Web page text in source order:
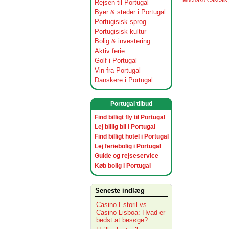
Rejsen til Portugal
Byer & steder i Portugal
Portugisisk sprog
Portugisisk kultur
Bolig & investering
Aktiv ferie
Golf i Portugal
Vin fra Portugal
Danskere i Portugal
Portugal tilbud
Find billigt fly til Portugal
Lej billig bil i Portugal
Find billigt hotel i Portugal
Lej feriebolig i Portugal
Guide og rejseservice
Køb bolig i Portugal
Seneste indlæg
Casino Estoril vs.
Casino Lisboa: Hvad er
bedst at besøge?